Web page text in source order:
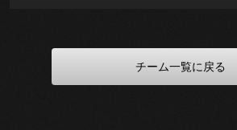
チーム一覧に戻る